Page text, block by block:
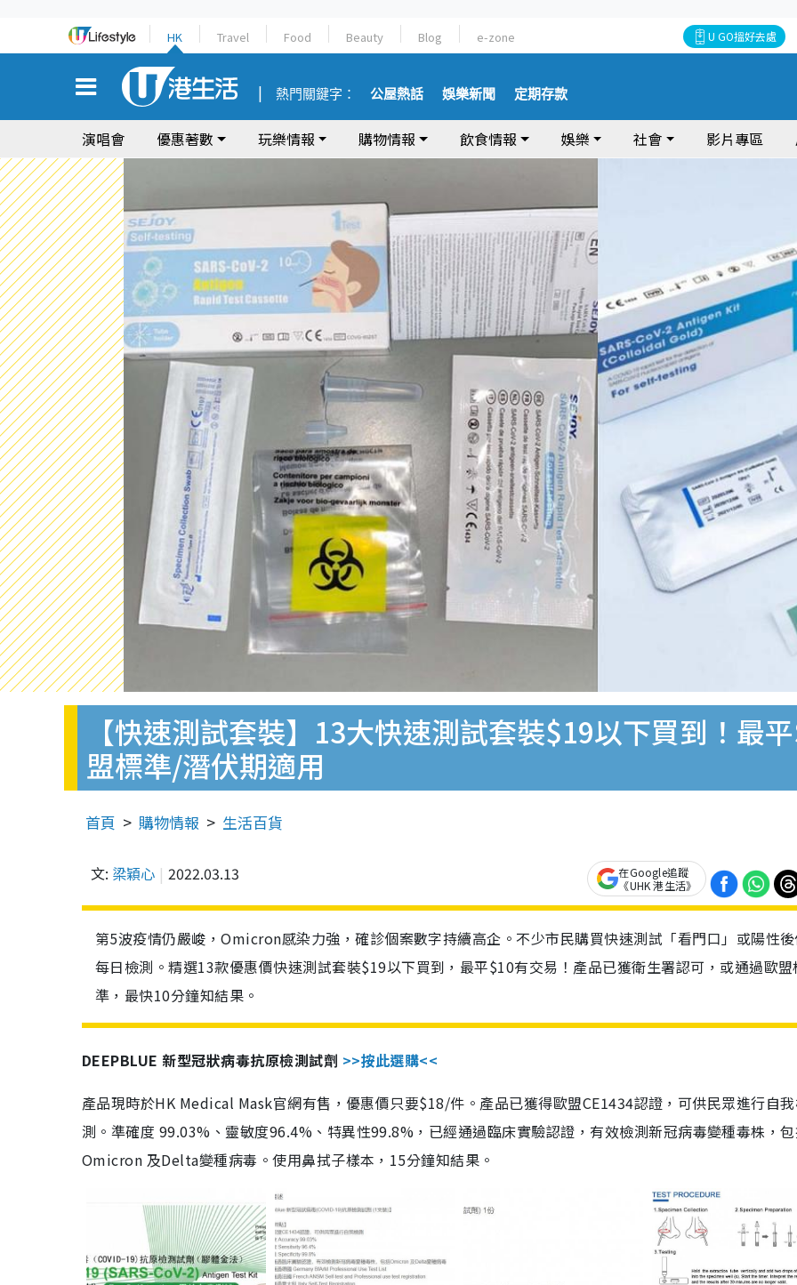
HK Travel Food Beauty Blog e-zone U GO搵好去處
熱門關鍵字： 公屋熱話 娛樂新聞 定期存款
演唱會 優惠著數 玩樂情報 購物情報 飲食情報 娛樂 社會 影片專區
【快速測試套裝】13大快速測試套裝$19以下買到！最
盟標準/潛伏期適用
首頁 購物情報 生活百貨
文: 梁穎心 2022.03.13
在Google追蹤
《UHK 港生活》
第5波疫情仍嚴峻，Omicron感染力強，確診個案數字持續高企。不少市民購買快速測試「看門口」或陽性
每日檢測。精選13款優惠價快速測試套裝$19以下買到，最平$10有交易！產品已獲衛生署認可，或通過歐盟
準，最快10分鐘知結果。
DEEPBLUE 新型冠狀病毒抗原檢測試劑 >>按此選購<<
產品現時於HK Medical Mask官網有售，優惠價只要$18/件。產品已獲得歐盟CE1434認證，可供民眾進行自
測。準確度 99.03%、靈敏度96.4%、特異性99.8%，已經通過臨床實驗認證，有效檢測新冠病毒變種毒株，
Omicron 及Delta變種病毒。使用鼻拭子樣本，15分鐘知結果。